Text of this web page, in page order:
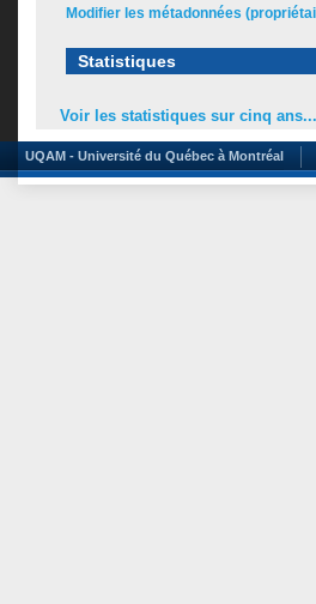
Modifier les métadonnées
Statistiques
Voir les statistiques sur cinq ans...
UQAM - Université du Québec à Montréal